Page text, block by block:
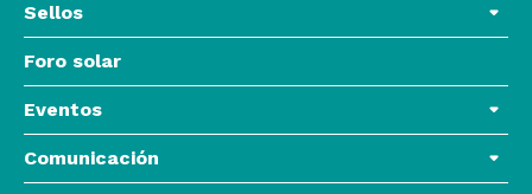
Sellos
Foro solar
Eventos
Comunicación